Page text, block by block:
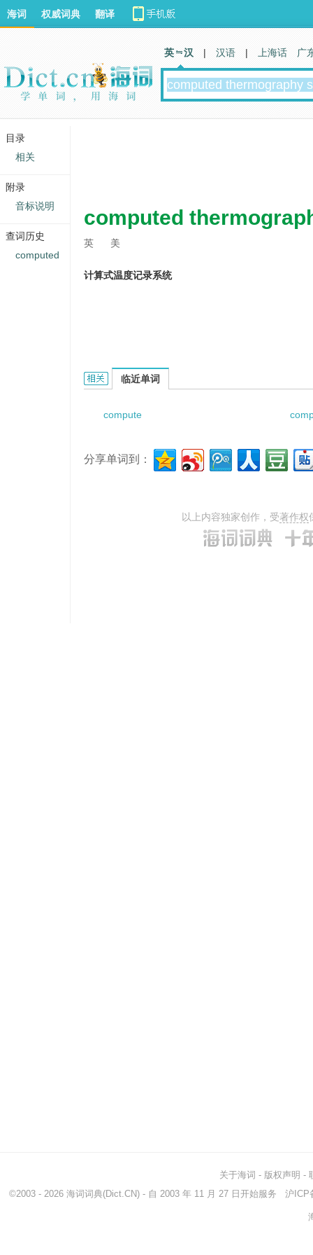
computed
英 美
计算式温度记录系统
computed thermography system的相关资料：
临近单词
compute
分享单词到：
以上内容独家创作，受著作权
海词 权威词典 翻译
英 汉 | 汉语 | 上海话 广
关于海词 - 版权声明 -
©2003 - 2026 海词词典(Dict.CN) - 自 2003 年 11 月 27 日开始服务 沪ICP
目录
相关
附录
音标说明
查词历史
computed